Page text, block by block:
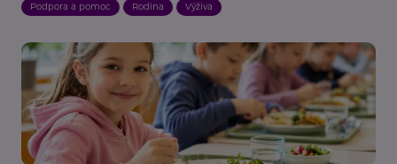
Podpora a pomoc Rodina Výživa